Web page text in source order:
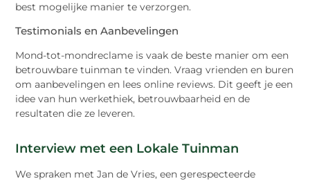
best mogelijke manier te verzorgen.
Testimonials en Aanbevelingen
Mond-tot-mondreclame is vaak de beste manier om een
betrouwbare tuinman te vinden. Vraag vrienden en buren
om aanbevelingen en lees online reviews. Dit geeft je een
idee van hun werkethiek, betrouwbaarheid en de
resultaten die ze leveren.
Interview met een Lokale Tuinman
We spraken met Jan de Vries, een gerespecteerde